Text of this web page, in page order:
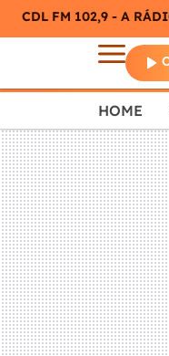
CDL FM 102,9 - A
HOME